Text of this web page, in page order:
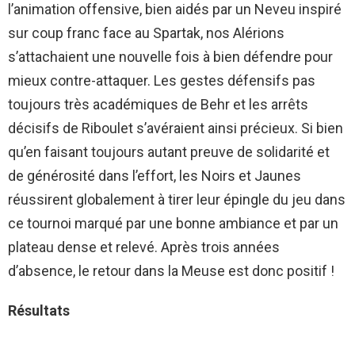
l’animation offensive, bien aidés par un Neveu inspiré
sur coup franc face au Spartak, nos Alérions
s’attachaient une nouvelle fois à bien défendre pour
mieux contre-attaquer. Les gestes défensifs pas
toujours très académiques de Behr et les arrêts
décisifs de Riboulet s’avéraient ainsi précieux. Si bien
qu’en faisant toujours autant preuve de solidarité et
de générosité dans l’effort, les Noirs et Jaunes
réussirent globalement à tirer leur épingle du jeu dans
ce tournoi marqué par une bonne ambiance et par un
plateau dense et relevé. Après trois années
d’absence, le retour dans la Meuse est donc positif !
Résultats